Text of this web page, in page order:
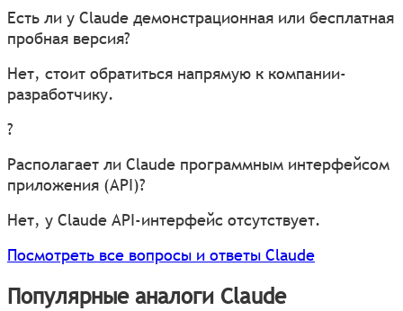
Есть ли у Claude демонстрационная или бесплатная
пробная версия?
Нет, стоит обратиться напрямую к компании-
разработчику.
?
Располагает ли Claude программным интерфейсом
приложения (API)?
Нет, у Claude API-интерфейс отсутствует.
Посмотреть все вопросы и ответы Claude
Популярные аналоги Claude